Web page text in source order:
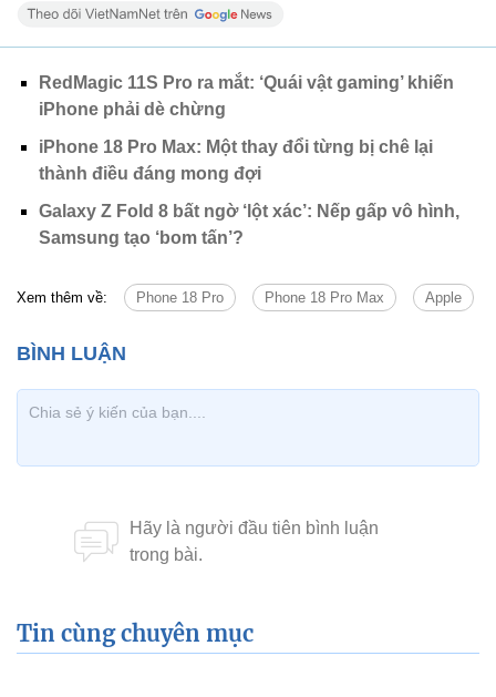
RedMagic 11S Pro ra mắt: ‘Quái vật gaming’ khiến
iPhone phải dè chừng
iPhone 18 Pro Max: Một thay đổi từng bị chê lại
thành điều đáng mong đợi
Galaxy Z Fold 8 bất ngờ ‘lột xác’: Nếp gấp vô hình,
Samsung tạo ‘bom tấn’?
Xem thêm về: Phone 18 Pro Phone 18 Pro Max Apple
Tin cùng chuyên mục